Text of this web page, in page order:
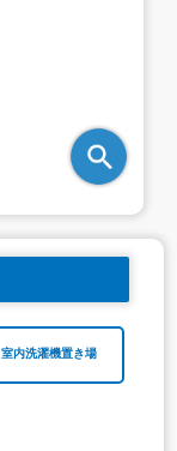
室内洗濯機置き場